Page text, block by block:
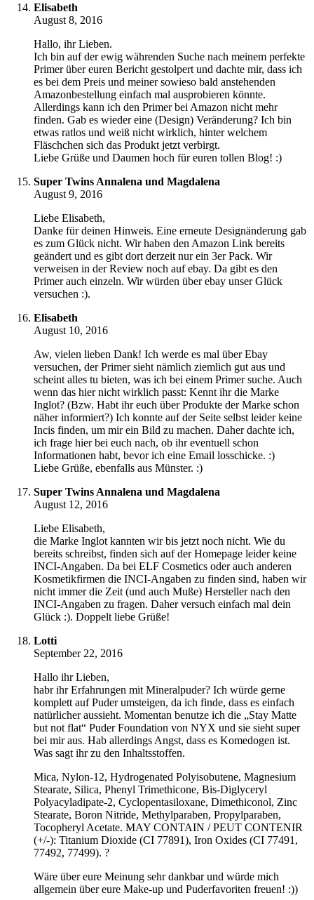
Elisabeth
August 8, 2016
Hallo, ihr Lieben.
Ich bin auf der ewig währenden Suche nach meinem perfekte
Primer über euren Bericht gestolpert und dachte mir, dass ich
es bei dem Preis und meiner sowieso bald anstehenden
Amazonbestellung einfach mal ausprobieren könnte.
Allerdings kann ich den Primer bei Amazon nicht mehr
finden. Gab es wieder eine (Design) Veränderung? Ich bin
etwas ratlos und weiß nicht wirklich, hinter welchem
Fläschchen sich das Produkt jetzt verbirgt.
Liebe Grüße und Daumen hoch für euren tollen Blog! :)
Super Twins Annalena und Magdalena
August 9, 2016
Liebe Elisabeth,
Danke für deinen Hinweis. Eine erneute Designänderung gab
es zum Glück nicht. Wir haben den Amazon Link bereits
geändert und es gibt dort derzeit nur ein 3er Pack. Wir
verweisen in der Review noch auf ebay. Da gibt es den
Primer auch einzeln. Wir würden über ebay unser Glück
versuchen :).
Elisabeth
August 10, 2016
Aw, vielen lieben Dank! Ich werde es mal über Ebay
versuchen, der Primer sieht nämlich ziemlich gut aus und
scheint alles tu bieten, was ich bei einem Primer suche. Auch
wenn das hier nicht wirklich passt: Kennt ihr die Marke
Inglot? (Bzw. Habt ihr euch über Produkte der Marke schon
näher informiert?) Ich konnte auf der Seite selbst leider keine
Incis finden, um mir ein Bild zu machen. Daher dachte ich,
ich frage hier bei euch nach, ob ihr eventuell schon
Informationen habt, bevor ich eine Email losschicke. :)
Liebe Grüße, ebenfalls aus Münster. :)
Super Twins Annalena und Magdalena
August 12, 2016
Liebe Elisabeth,
die Marke Inglot kannten wir bis jetzt noch nicht. Wie du
bereits schreibst, finden sich auf der Homepage leider keine
INCI-Angaben. Da bei ELF Cosmetics oder auch anderen
Kosmetikfirmen die INCI-Angaben zu finden sind, haben wir
nicht immer die Zeit (und auch Muße) Hersteller nach den
INCI-Angaben zu fragen. Daher versuch einfach mal dein
Glück :). Doppelt liebe Grüße!
Lotti
September 22, 2016
Hallo ihr Lieben,
habr ihr Erfahrungen mit Mineralpuder? Ich würde gerne
komplett auf Puder umsteigen, da ich finde, dass es einfach
natürlicher aussieht. Momentan benutze ich die „Stay Matte
but not flat“ Puder Foundation von NYX und sie sieht super
bei mir aus. Hab allerdings Angst, dass es Komedogen ist.
Was sagt ihr zu den Inhaltsstoffen.
Mica, Nylon-12, Hydrogenated Polyisobutene, Magnesium
Stearate, Silica, Phenyl Trimethicone, Bis-Diglyceryl
Polyacyladipate-2, Cyclopentasiloxane, Dimethiconol, Zinc
Stearate, Boron Nitride, Methylparaben, Propylparaben,
Tocopheryl Acetate. MAY CONTAIN / PEUT CONTENIR
(+/-): Titanium Dioxide (CI 77891), Iron Oxides (CI 77491,
77492, 77499). ?
Wäre über eure Meinung sehr dankbar und würde mich
allgemein über eure Make-up und Puderfavoriten freuen! :))